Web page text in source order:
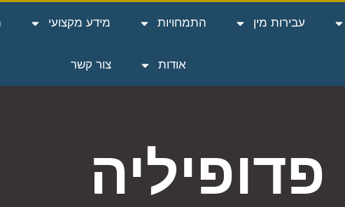
עבירות מין התמחויות מידע מקצועי
אודות צור קשר
פדופיליה